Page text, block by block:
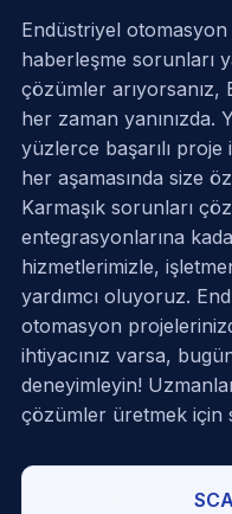
Endüstriyel
haberleşme sorunları
çözümler arıyorsanız,
her zaman yanınızda.
yüzlerce başarılı
her aşamasında size
Karmaşık sorunları
entegrasyonlarına
hizmetlerimizle,
yardımcı oluyoruz.
otomasyon
ihtiyacınız varsa,
deneyimleyin!
çözümler üretmek için